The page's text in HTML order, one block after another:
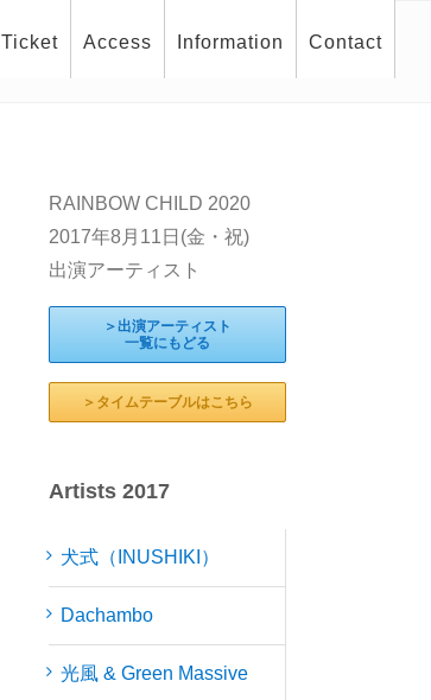
Ticket Access Information Contact
RAINBOW CHILD 2020
2017年8月11日(金・祝)
出演アーティスト
＞出演アーティスト
一覧にもどる
＞タイムテーブルはこちら
Artists 2017
犬式（INUSHIKI）
Dachambo
光風 & Green Massive